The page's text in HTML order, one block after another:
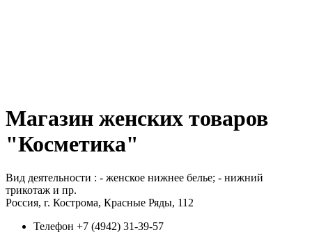
Магазин женских товаров
"Косметика"
Вид деятельности : - женское нижнее белье; - нижний
трикотаж и пр.
Россия, г. Кострома, Красные Ряды, 112
Телефон +7 (4942) 31-39-57